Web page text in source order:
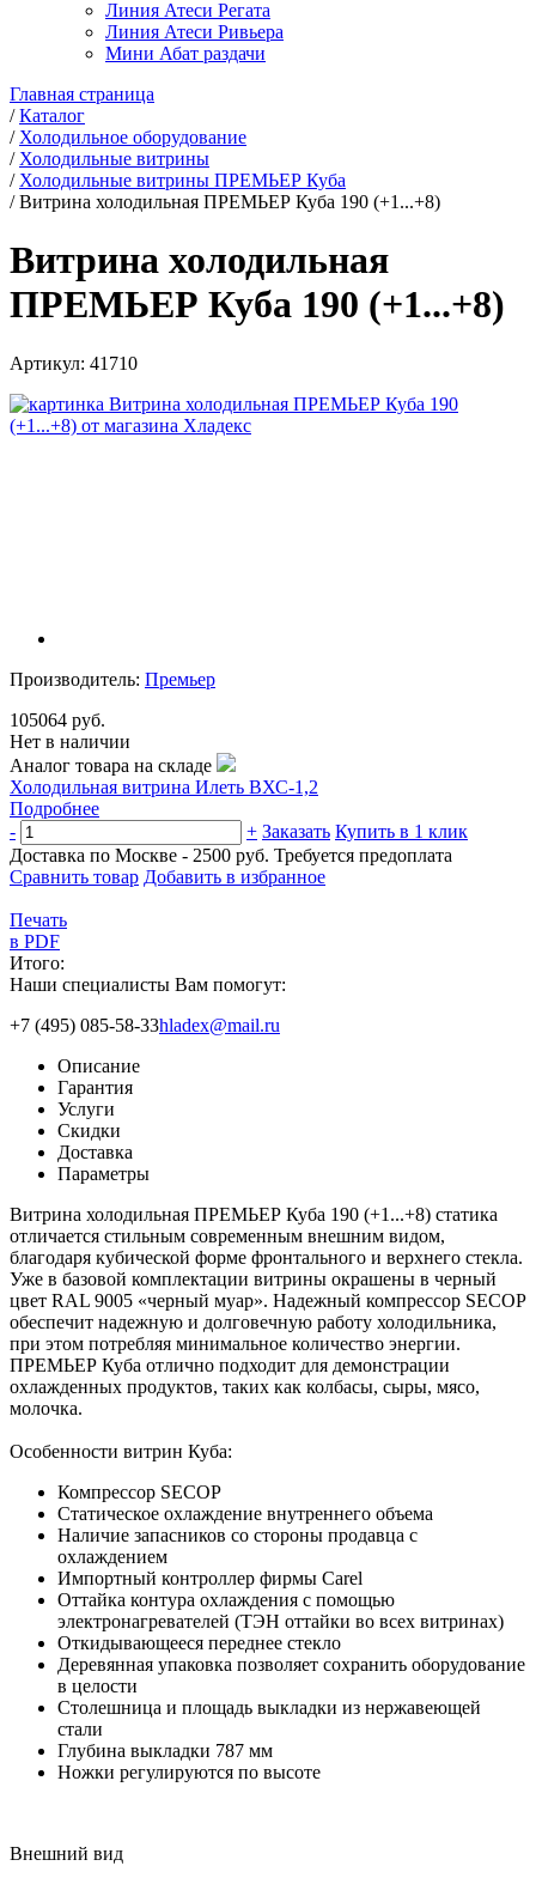
Линия Атеси Регата
Линия Атеси Ривьера
Мини Абат раздачи
Главная страница
/Каталог
/ Холодильное оборудование
/ Холодильные витрины
/ Холодильные витрины ПРЕМЬЕР Куба
/Витрина холодильная ПРЕМЬЕР Куба 190 (+1...+8)
Витрина холодильная
ПРЕМЬЕР Куба 190 (+1...+8)
Артикул: 41710
Производитель: Премьер
105064 руб.
Нет в наличии
Аналог товара на складе
Холодильная витрина Илеть ВХС-1,2
Подробнее
-
+ Заказать Купить в 1 клик
Доставка по Москве - 2500 руб. Требуется предоплата
Сравнить товар Добавить в избранное
Печать
в PDF
Итого:
Наши специалисты Вам помогут:
+7 (495) 085-58-33hladex@mail.ru
Описание
Гарантия
Услуги
Скидки
Доставка
Параметры
Витрина холодильная ПРЕМЬЕР Куба 190 (+1...+8) статика
отличается стильным современным внешним видом,
благодаря кубической форме фронтального и верхнего стекла.
Уже в базовой комплектации витрины окрашены в черный
цвет RAL 9005 «черный муар». Надежный компрессор SECOP
обеспечит надежную и долговечную работу холодильника,
при этом потребляя минимальное количество энергии.
ПРЕМЬЕР Куба отлично подходит для демонстрации
охлажденных продуктов, таких как колбасы, сыры, мясо,
молочка.
Особенности витрин Куба:
Компрессор SECOP
Статическое охлаждение внутреннего объема
Наличие запасников со стороны продавца с
охлаждением
Импортный контроллер фирмы Carel
Оттайка контура охлаждения с помощью
электронагревателей (ТЭН оттайки во всех витринах)
Откидывающееся переднее стекло
Деревянная упаковка позволяет сохранить оборудование
в целости
Столешница и площадь выкладки из нержавеющей
стали
Глубина выкладки 787 мм
Ножки регулируются по высоте
Внешний вид